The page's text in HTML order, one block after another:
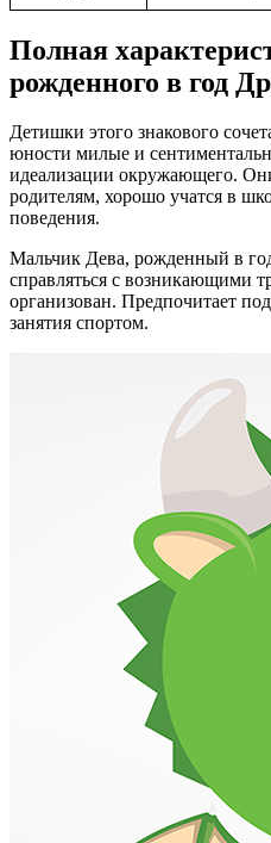
Полная
рожденного в год
Детишки этого знакового
юности милые и
идеализации окружающего.
родителям, хорошо учатся в
поведения.
Мальчик Дева, рожденный в
справляться с возникающими
организован. Предпочитает
занятия спортом.